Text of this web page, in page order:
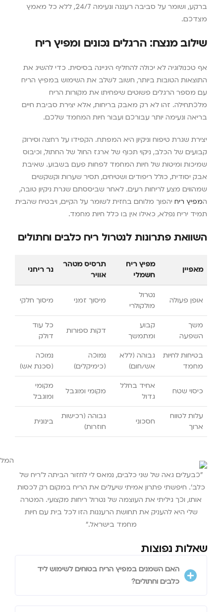
ברקע, ושומר על סביבה רעננה ונעימה 24/7, ללא כל מאמץ
מצדכם.
שילוב מנצח: הרגלים נכונים ומפיץ ריח
אף טכנולוגיה לא יכולה להחליף היגיינה בסיסית. כדי להשיג את
התוצאות הטובות ביותר, חשוב לשלב את השימוש במפיץ הריח
עם מספר הרגלים פשוטים שיפחיתו את מקורות הריח
מלכתחילה. זהו לא רק מאבק בריחות, אלא יצירת סביבת חיים
בריאה ונעימה יותר עבורכם ועבור חיות המחמד שלכם.
יצירת שגרת טיפוח וניקיון היא המפתח. הקפידו על רחצה וסירוק
קבועים של הכלב, ניקוי תכוף של ארגז החול של החתול, וכיבוס
שמיכות ומיטות של חיות המחמד לפחות פעם בשבוע. שאיבת
אבק יסודית, כולל ריפודים ושטיחים, תסיר שערות וקשקשים
שמהווים מצע לריחות רעים. לאחר שביססתם שגרת ניקיון טובה,
המפיץ ריח יהפוך מלוחם בחזית לשומר על הקיים, ויבטיח שהבית
תמיד יריח נפלא, כאילו אין בו כלל חיות מחמד.
השוואת פתרונות לנטרול ריח כלבים וחתולים
מאפיין
מפיץ ריח
חשמלי
תרסיס מטהר
אוויר
נר ריחני
אופן פעולה
נטרול
מולקולרי
מיסוך זמני מיסוך חלקי
משך
השפעה
קבוע
ומתמשך
דקות ספורות
כל עוד
דולק
בטיחות לחיות
מחמד
גבוהה (ללא
אש/חום)
נמוכה
(כימיקלים)
נמוכה
(סכנת אש)
כיסוי שטח
אחיד בחלל
גדול
מקומי ומוגבל
מקומי
ומוגבל
עלות לטווח
ארוך
חסכוני
גבוהה (רכישות
חוזרות)
בינונית
"כבעלים גאה של שני כלבים, נמאס לי לחזור הביתה ל'ריח של
כלב'. חיפשתי פתרון אמיתי שיעלים את הריח במקום רק לכסות
אותו, וכך גיליתי את העוצמה של נטרול ריחות מקצועי. המטרה
שלי היא להעניק את תחושת הרעננות הזו לכל בית עם חיות
מחמד בישראל."
שאלות נפוצות
האם השמנים במפיץ הריח בטוחים לשימוש ליד
כלבים וחתולים?